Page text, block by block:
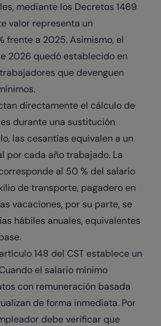
mediante los Decretos 1469
valor representa un
frente a 2025. Asimismo, el
2026 quedó establecido en
que devenguen
directamente el cálculo de
durante una sustitución
las cesantías equivalen a un
por cada año trabajado. La
al 50 % del salario
de transporte, pagadero en
vacaciones, por su parte, se
hábiles anuales, equivalentes
148 del CST establece un
el salario mínimo
con remuneración basada
de forma inmediata. Por
debe verificar que